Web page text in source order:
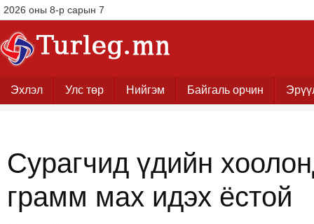
2026 оны 8-р сарын 7
Эхлэл Улс төр Нийгэм Байгаль орчин
Сурагчид үдийн
грамм мах идэх ёстой